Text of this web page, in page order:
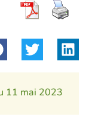
11 mai 2023